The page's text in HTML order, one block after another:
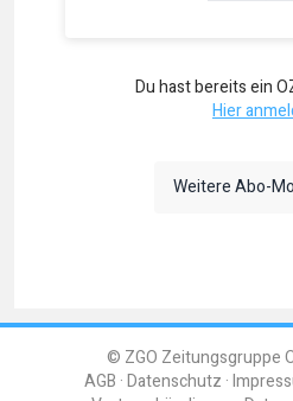
Du hast bereits ein
Hier
Weitere Abo-
© ZGO Zeitungsgruppe
AGB Datenschutz